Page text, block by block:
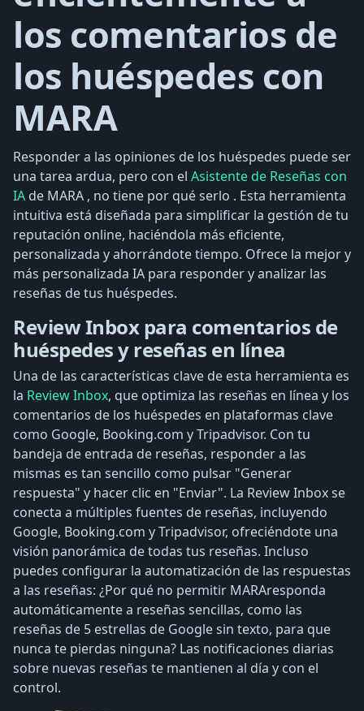
los comentarios de
los huéspedes con
MARA
Responder a las opiniones de los huéspedes puede ser
una tarea ardua, pero con el Asistente de Reseñas con
IA de MARA , no tiene por qué serlo . Esta herramienta
intuitiva está diseñada para simplificar la gestión de tu
reputación online, haciéndola más eficiente,
personalizada y ahorrándote tiempo. Ofrece la mejor y
más personalizada IA ​​para responder y analizar las
reseñas de tus huéspedes.
Review Inbox para comentarios de
huéspedes y reseñas en línea
Una de las características clave de esta herramienta es
la Review Inbox, que optimiza las reseñas en línea y los
comentarios de los huéspedes en plataformas clave
como Google, Booking.com y Tripadvisor. Con tu
bandeja de entrada de reseñas, responder a las
mismas es tan sencillo como pulsar "Generar
respuesta" y hacer clic en "Enviar". La Review Inbox se
conecta a múltiples fuentes de reseñas, incluyendo
Google, Booking.com y Tripadvisor, ofreciéndote una
visión panorámica de todas tus reseñas. Incluso
puedes configurar la automatización de las respuestas
a las reseñas: ¿Por qué no permitir MARAresponda
automáticamente a reseñas sencillas, como las
reseñas de 5 estrellas de Google sin texto, para que
nunca te pierdas ninguna? Las notificaciones diarias
sobre nuevas reseñas te mantienen al día y con el
control.